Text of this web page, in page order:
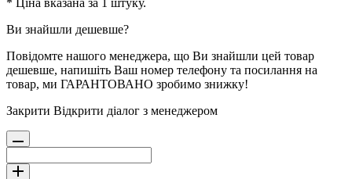
Ви знайшли дешевше?
Повідомте нашого менеджера, що Ви знайшли цей товар
дешевше, напишіть Ваш номер телефону та посилання на
товар, ми ГАРАНТОВАНО зробимо знижку!
Закрити Відкрити діалог з менеджером